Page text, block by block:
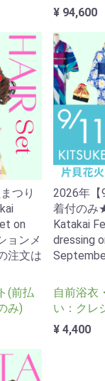
¥ 94,600
つり
on
ョンメ
注文は
(前払
み)
2026年【
着付のみ
Katakai
dressing
自前浴衣
い：クレ
¥ 4,400